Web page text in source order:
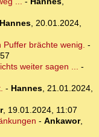
Hannes, 20.01.2024,
Puffer brächte wenig. -
weiter sagen ... -
- Hannes, 21.01.2024,
, 19.01.2024, 11:07
- Ankawor,